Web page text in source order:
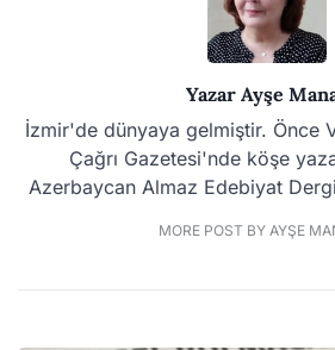
Yazar Ayşe
İzmir'de dünyaya gelmiştir. Önce
Çağrı Gazetesi'nde köşe
Azerbaycan Almaz Edebiyat
MORE POST BY AYŞE